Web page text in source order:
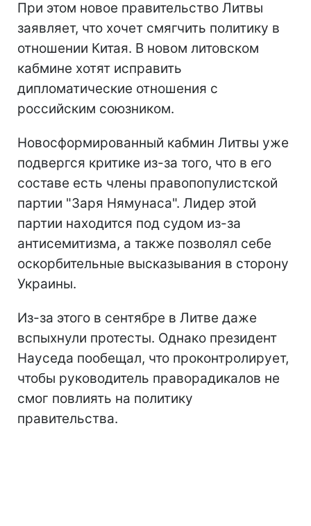
При этом новое правительство Литвы
заявляет, что хочет смягчить политику в
отношении Китая. В новом литовском
кабмине хотят исправить
дипломатические отношения с
российским союзником.
Новосформированный кабмин Литвы уже
подвергся критике из-за того, что в его
составе есть члены правопопулистской
партии "Заря Нямунаса". Лидер этой
партии находится под судом из-за
антисемитизма, а также позволял себе
оскорбительные высказывания в сторону
Украины.
Из-за этого в сентябре в Литве даже
вспыхнули протесты. Однако президент
Науседа пообещал, что проконтролирует,
чтобы руководитель праворадикалов не
смог повлиять на политику
правительства.